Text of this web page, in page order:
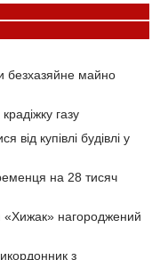
безхазяйне майно
газу
від купівлі будівлі у
на 28 тисяч
«Хижак» нагороджений
з